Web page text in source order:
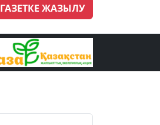
ГАЗЕТКЕ ЖАЗЫЛУ